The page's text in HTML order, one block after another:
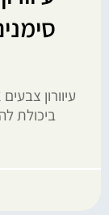
עיוורון
ביכולת